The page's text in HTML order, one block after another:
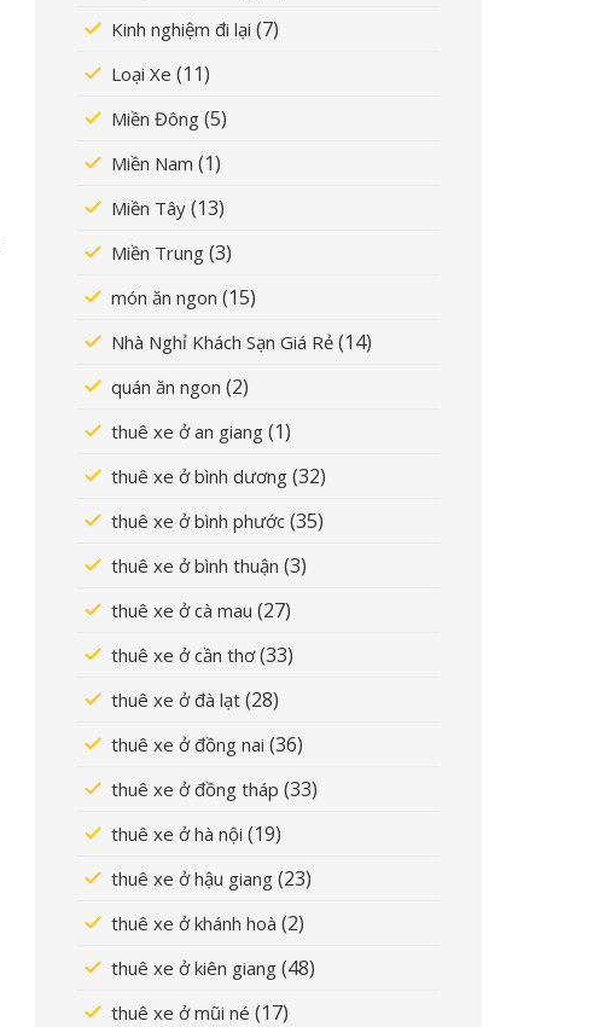
Kinh nghiệm đi lại (7)
Loại Xe (11)
Miền Đông (5)
Miền Nam (1)
Miền Tây (13)
Miền Trung (3)
món ăn ngon (15)
Nhà Nghỉ Khách Sạn Giá Rẻ (14)
quán ăn ngon (2)
thuê xe ở an giang (1)
thuê xe ở bình dương (32)
thuê xe ở bình phước (35)
thuê xe ở bình thuận (3)
thuê xe ở cà mau (27)
thuê xe ở cần thơ(33)
thuê xe ở đà lạt (28)
thuê xe ở đồng nai (36)
thuê xe ở đồng tháp (33)
thuê xe ở hà nội (19)
thuê xe ở hậu giang (23)
thuê xe ở khánh hoà (2)
thuê xe ở kiên giang (48)
thuê xe ở mũi né (17)